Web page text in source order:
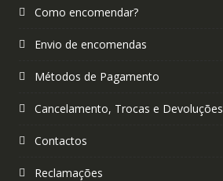
Como encomendar?
Envio de encomendas
Métodos de Pagamento
Cancelamento, Trocas e Devoluções
Contactos
Reclamações